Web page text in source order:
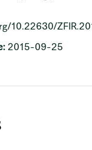
10.22630/
2015-09-25